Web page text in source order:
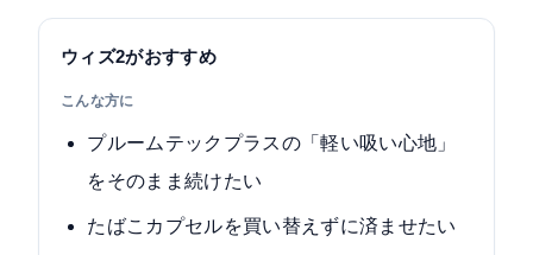
ウィズ2がおすすめ
こんな方に
プルームテックプラスの「軽い吸い心地」
をそのまま続けたい
たばこカプセルを買い替えずに済ませたい